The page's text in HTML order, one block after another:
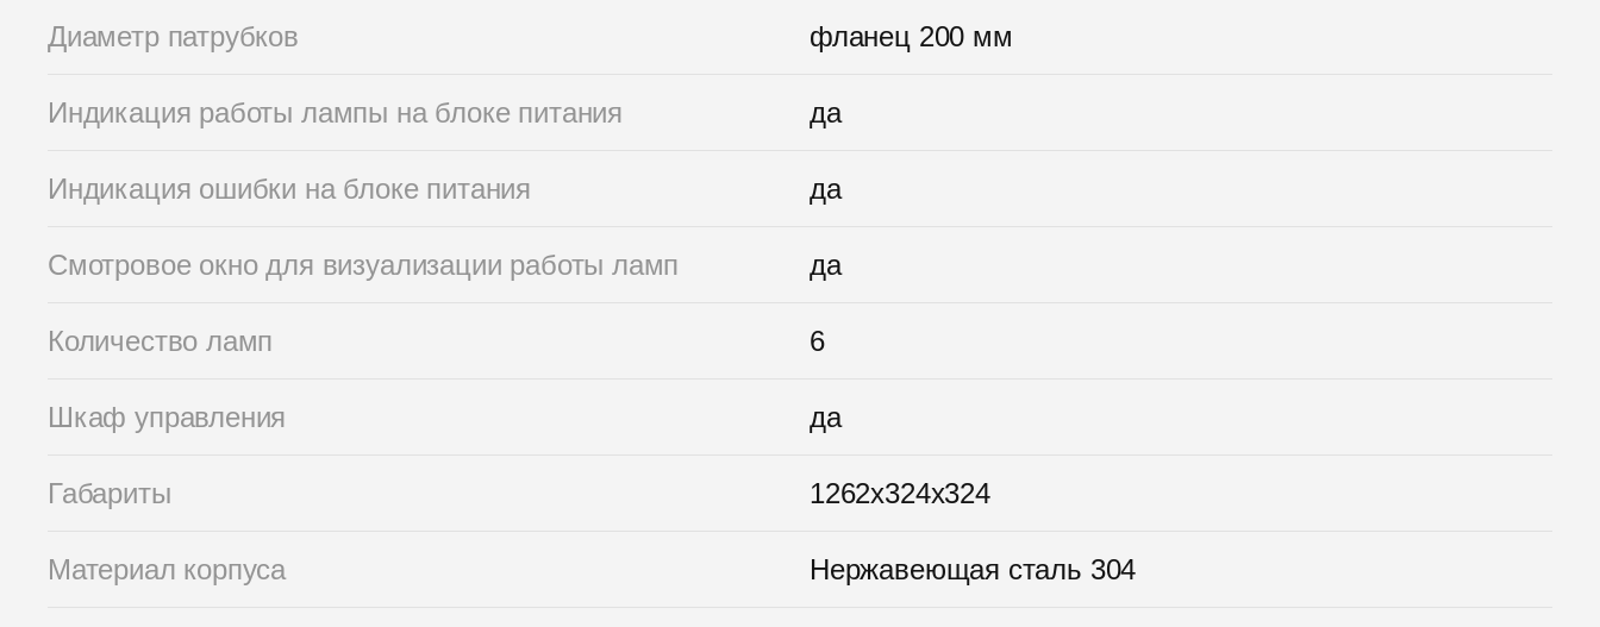
Диаметр патрубков фланец 200 мм
Индикация работы лампы на блоке питания да
Индикация ошибки на блоке питания да
Смотровое окно для визуализации работы ламп да
Количество ламп 6
Шкаф управления да
Габариты 1262x324x324
Материал корпуса Нержавеющая сталь 304